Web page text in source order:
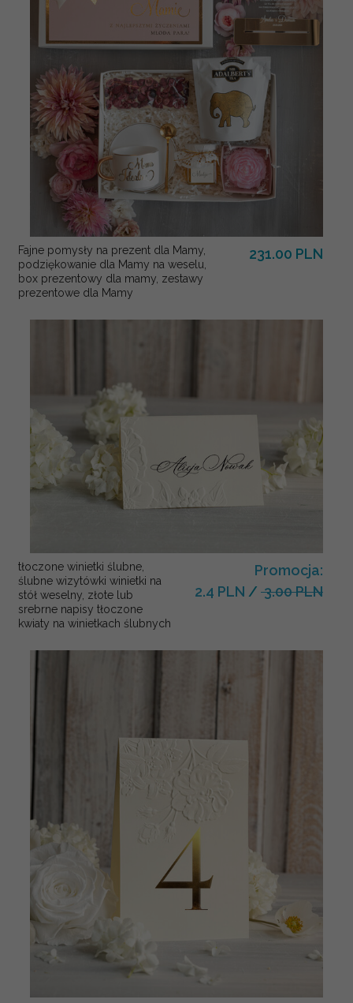
Fajne pomysły na prezent dla Mamy,
podziękowanie dla Mamy na weselu,
box prezentowy dla mamy, zestawy
prezentowe dla Mamy
231.00 PLN
tłoczone winietki ślubne,
ślubne wizytówki winietki na
stół weselny, złote lub
srebrne napisy tłoczone
kwiaty na winietkach ślubnych
Promocja:
2.4 PLN / 3.00 PLN